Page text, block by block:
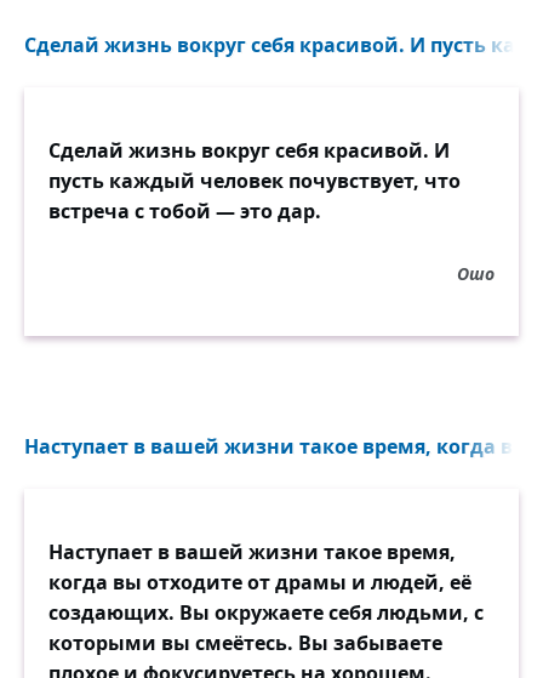
Сделай жизнь вокруг себя красивой. И пусть
Сделай жизнь вокруг себя красивой. И
пусть каждый человек почувствует, что
встреча с тобой — это дар.
Ошо
Наступает в вашей жизни такое время, когда вы
Наступает в вашей жизни такое время,
когда вы отходите от драмы и людей, её
создающих. Вы окружаете себя людьми, с
которыми вы смеётесь. Вы забываете